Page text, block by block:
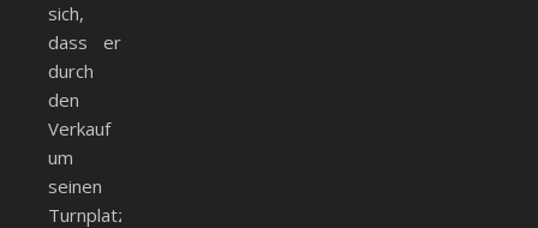
sich,
dass er
durch
den
Verkauf
um
seinen
Turnplatz